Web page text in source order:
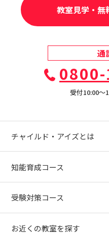
教室見学・無
通
受付10:00〜
チャイルド・アイズとは
知能育成コース
受験対策コース
（思考力アドバンスコースアス
お近くの教室を探す